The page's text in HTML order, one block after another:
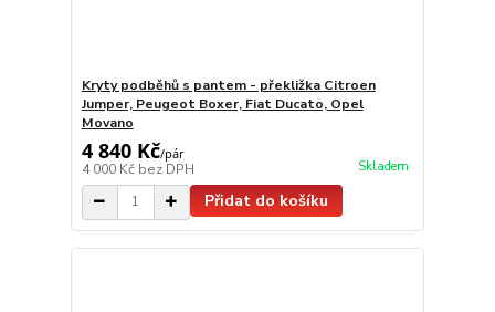
Kryty podběhů s pantem - překližka Citroen
Jumper, Peugeot Boxer, Fiat Ducato, Opel
Movano
4 840 Kč/pár
4 000 Kč bez DPH Skladem
Přidat do košíku